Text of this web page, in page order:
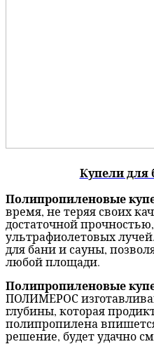
Купели для
Полипропиленовые
время, не теряя своих
достаточной
ультрафиолетовых
для бани и сауны,
любой площади.
Полипропиленовые
ПОЛИМЕРОС
глубины, которая
полипропилена
решение, будет удачно